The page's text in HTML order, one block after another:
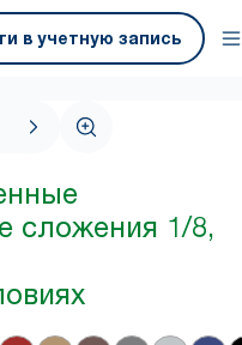
в учетную запись
сложения 1/8,